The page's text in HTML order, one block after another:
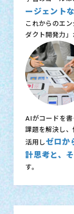
ージェント
これからのエ
ダクト開発力」
AIがコードを
課題を解決し
活用しゼロか
計思考と、
す。